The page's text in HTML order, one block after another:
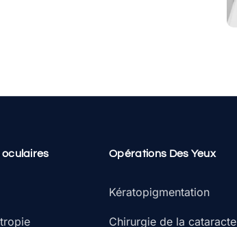
Opérations Des Yeux
Kératopigmentation
Chirurgie de la cataracte